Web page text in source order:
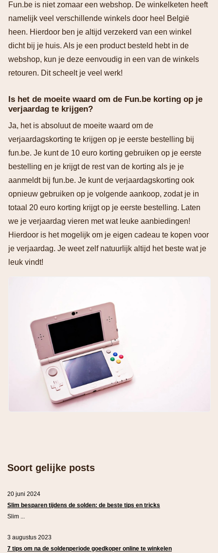
Fun.be is niet zomaar een webshop. De winkelketen heeft
namelijk veel verschillende winkels door heel België
heen. Hierdoor ben je altijd verzekerd van een winkel
dicht bij je huis. Als je een product besteld hebt in de
webshop, kun je deze eenvoudig in een van de winkels
retouren. Dit scheelt je veel werk!
Is het de moeite waard om de Fun.be korting op je
verjaardag te krijgen?
Ja, het is absoluut de moeite waard om de
verjaardagskorting te krijgen op je eerste bestelling bij
fun.be. Je kunt de 10 euro korting gebruiken op je eerste
bestelling en je krijgt de rest van de korting als je je
aanmeldt bij fun.be. Je kunt de verjaardagskorting ook
opnieuw gebruiken op je volgende aankoop, zodat je in
totaal 20 euro korting krijgt op je eerste bestelling. Laten
we je verjaardag vieren met wat leuke aanbiedingen!
Hierdoor is het mogelijk om je eigen cadeau te kopen voor
je verjaardag. Je weet zelf natuurlijk altijd het beste wat je
leuk vindt!
Soort gelijke posts
20 juni 2024
Slim besparen tijdens de solden: de beste tips en tricks
Slim ...
3 augustus 2023
7 tips om na de soldenperiode goedkoper online te winkelen